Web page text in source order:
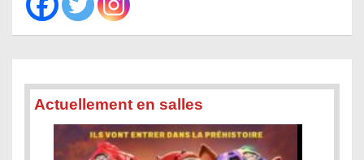
Actuellement en salles